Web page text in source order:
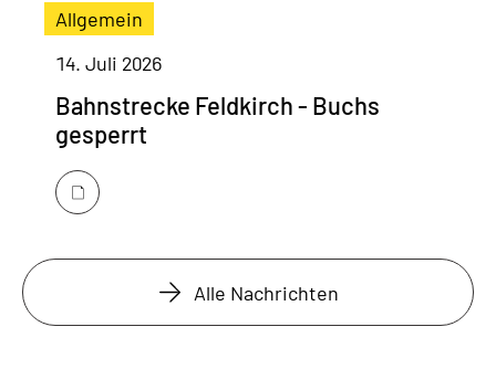
Allgemein
14. Juli 2026
Bahnstrecke Feldkirch - Buchs
gesperrt
Alle Nachrichten